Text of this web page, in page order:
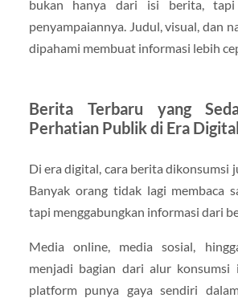
bukan hanya dari isi berita,
penyampaiannya. Judul, visual, dan
dipahami membuat informasi lebih
Berita Terbaru yang
Perhatian Publik di Era Digital
Di era digital, cara berita dikonsumsi
Banyak orang tidak lagi membaca
tapi menggabungkan informasi dari
Media online, media sosial,
menjadi bagian dari alur konsumsi
platform punya gaya sendiri